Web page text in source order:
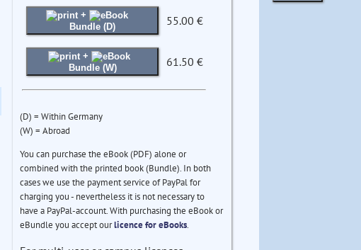
+
Bundle (D)
55.00 €
+
Bundle (W)
61.50 €
(D) = Within Germany
(W) = Abroad
You can purchase the eBook (PDF) alone or
combined with the printed book (Bundle). In both
cases we use the payment service of PayPal for
charging you - nevertheless it is not necessary to
have a PayPal-account. With purchasing the eBook or
eBundle you accept ourlicence for eBooks.